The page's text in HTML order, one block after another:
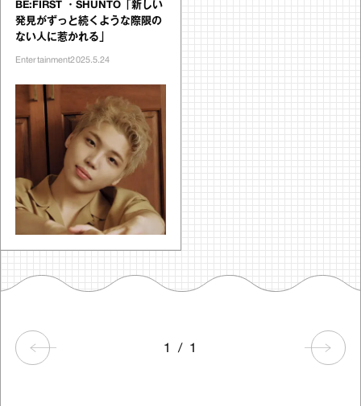
BE:FIRST ・SHUNTO「新しい
発見がずっと続くような際限の
ない人に惹かれる」
Entertainment2025.5.24
1 / 1